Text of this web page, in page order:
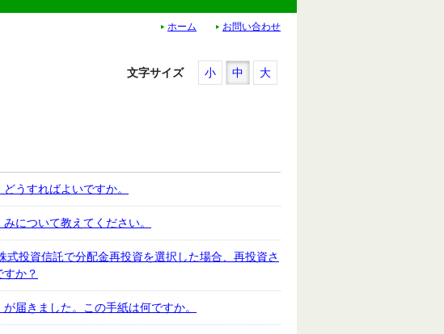
ホーム お問い合わせ
文字サイズ 小 中 大
うすればよいですか。
について教えてください。
投資信託で分配金再投資を選択した場合、再投資さ
か？
届きました。この手紙は何ですか。